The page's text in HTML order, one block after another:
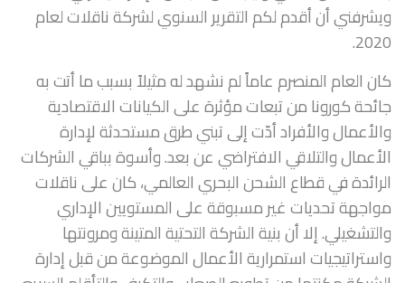
ويشرفني أن أقدم لكم التقرير السنوي لشركة ناقلات لعام
2020.
كان العام المنصرم عاماً لم نشهد له مثيلاً بسبب ما أتت به
جائحة كورونا من تبعات مؤثرة على الكيانات الاقتصادية
والأعمال والأفراد أدّت إلى تبني طرق مستحدثة لإدارة
الأعمال والتلاقي الافتراضي عن بعد. وأسوة بباقي الشركات
الرائدة في قطاع الشحن البحري العالمي، كان على ناقلات
مواجهة تحديات غير مسبوقة على المستويين الإداري
والتشغيلي. إلا أن بنية الشركة التحتية المتينة ومرونتها
واستراتيجيات استمرارية الأعمال الموضوعة من قبل إدارة